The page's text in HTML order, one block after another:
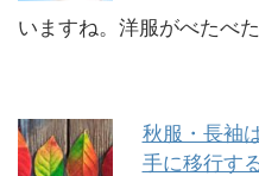
いますね。洋服がべたべ
秋服・長袖
手に移行す